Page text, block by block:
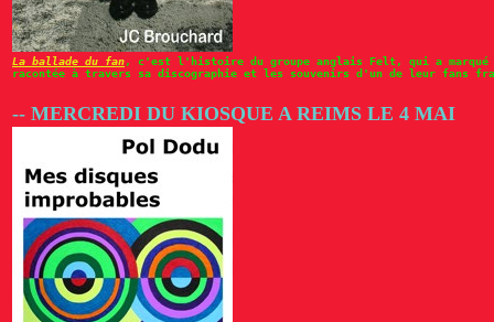
La ballade du fan, c'est l'histoire du groupe anglais Felt, qui a marqué la
racontée à travers sa discographie et les souvenirs d'un de leur fans
-- MERCREDI DU KIOSQUE A REIMS LE 4 MAI